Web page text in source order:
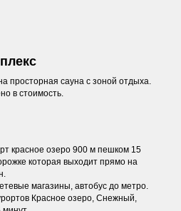
просторная сауна с зоной отдыха.
в стоимость.
красное озеро 900 м пешком 15
которая выходит прямо на
магазины, автобус до метро.
Красное озеро, Снежный,